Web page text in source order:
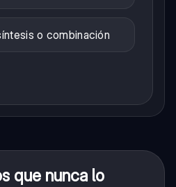
o combinación
que nunca lo